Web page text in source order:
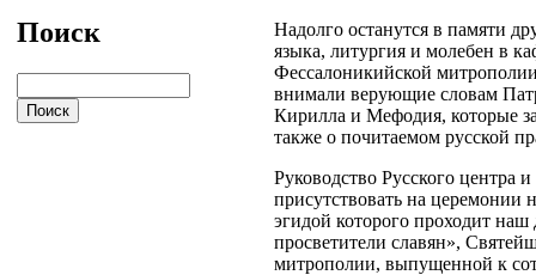
Поиск
Надолго останутся в памяти
языка, литургия и молебен в
Фессалоникийской
внимали верующие словам
Кирилла и Мефодия, которые
также о почитаемом русской
Руководство Русского центра
присутствовать на
эгидой которого проходит
просветители славян»,
митрополии, выпущенной к